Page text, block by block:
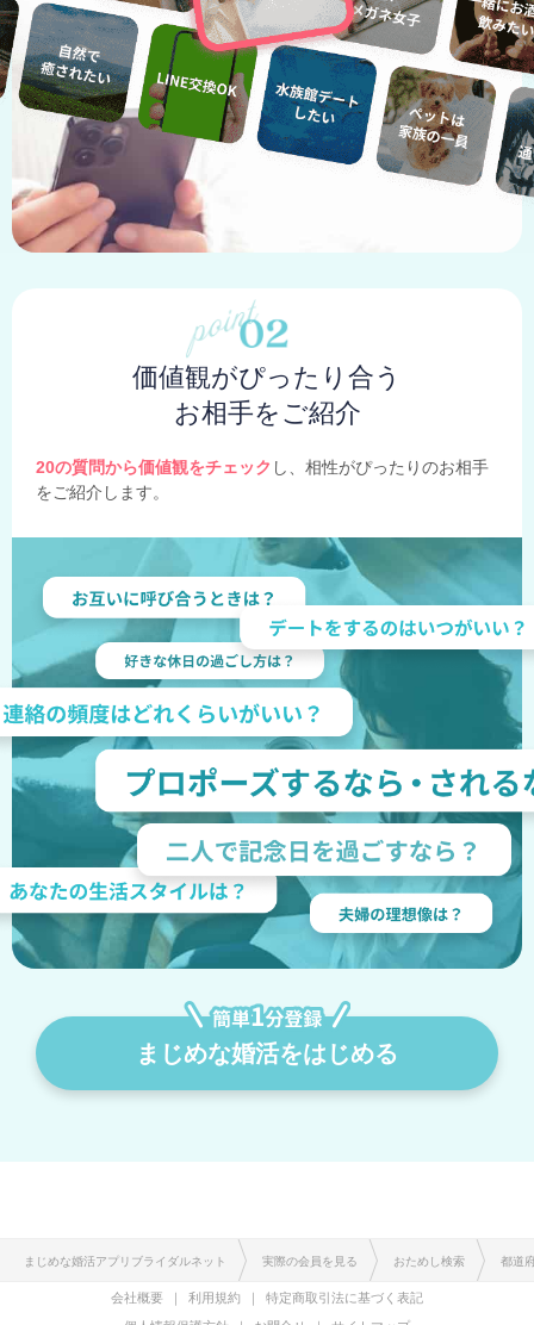
価値観がぴったり合う
お相手をご紹介
20の質問から価値観をチェック し、相性がぴったりのお相手
をご紹介します。
まじめな婚活をはじめる
まじめな婚活アプリブライダルネット 実際の会員を見る おためし検索 都道
会社概要 利用規約
特定商取引法に基づく表記